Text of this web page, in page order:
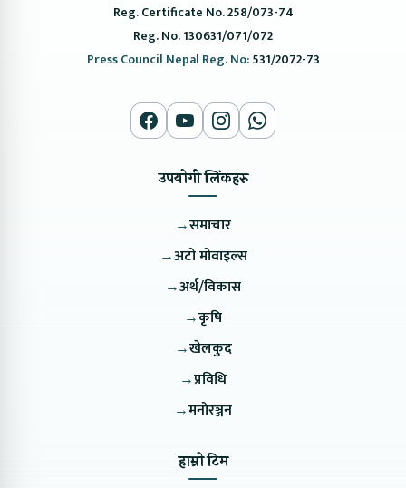
Reg. Certificate No. 258/073-74
Reg. No. 130631/071/072
Press Council Nepal Reg. No:531/2072-73
उपयोगी लिंकहरु
→समाचार
→अटो मोवाइल्स
→अर्थ/विकास
→कृषि
→खेलकुद
→प्रविधि
→मनोरञ्जन
हाम्रो टिम